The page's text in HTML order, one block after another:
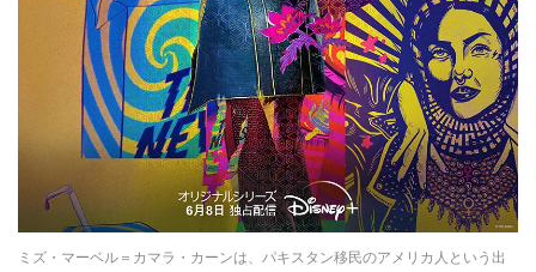
ミズ・マーベル＝カマラ・カーンは、パキスタン移民のアメリカ人という出